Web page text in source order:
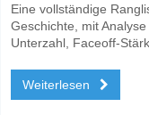
Eine vollständige
Geschichte, mit
Unterzahl, Faceoff-
Weiterlesen